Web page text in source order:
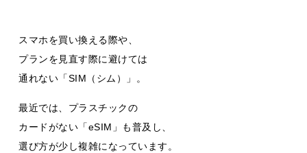
スマホを買い換える際や、
プランを見直す際に避けては
通れない「SIM（シム）」。
最近では、プラスチックの
カードがない「eSIM」も普及し、
選び方が少し複雑になっています。